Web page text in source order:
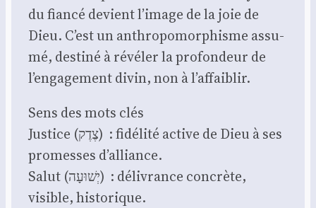
du fian­cé devient l’image de la joie de
Dieu. C’est un anthro­po­mor­phisme assu­
mé, des­ti­né à révé­ler la pro­fon­deur de
l’engagement divin, non à l’affaiblir.
Sens des mots clés
Jus­tice (צֶדֶק) : fidé­li­té active de Dieu à ses
pro­messes d’alliance.
Salut (יְשׁוּעָה) : déli­vrance concrète,
visible, his­to­rique.